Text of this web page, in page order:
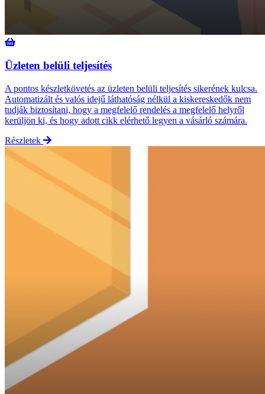
Üzleten belüli teljesítés
A pontos készletkövetés az üzleten belüli teljesítés sikerének kulcsa.
Automatizált és valós idejű láthatóság nélkül a kiskereskedők nem
tudják biztosítani, hogy a megfelelő rendelés a megfelelő helyről
kerüljön ki, és hogy adott cikk elérhető legyen a vásárló számára.
Részletek